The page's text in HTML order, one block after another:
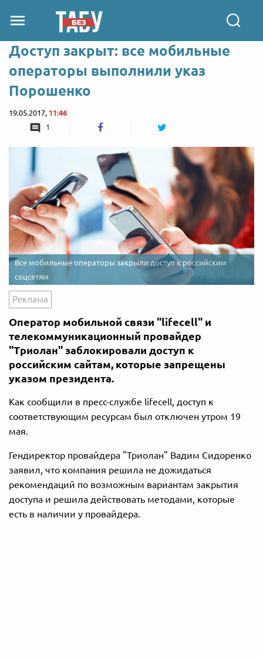
Доступ закрыт: все мобильные
операторы выполнили указ
Порошенко
19.05.2017, 11:46
1
Все мобильные операторы закрыли доступ к российским
соцсетям
Реклама
Оператор мобильной связи "lifecell" и
телекоммуникационный провайдер
"Триолан" заблокировали доступ к
российским сайтам, которые запрещены
указом президента.
Как сообщили в пресс-службе lifecell, доступ к
соответствующим ресурсам был отключен утром 19
мая.
Гендиректор провайдера "Триолан" Вадим Сидоренко
заявил, что компания решила не дожидаться
рекомендаций по возможным вариантам закрытия
доступа и решила действовать методами, которые
есть в наличии у провайдера.